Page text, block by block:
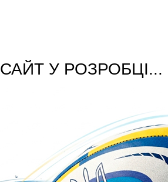
САЙТ У РОЗРОБЦІ...